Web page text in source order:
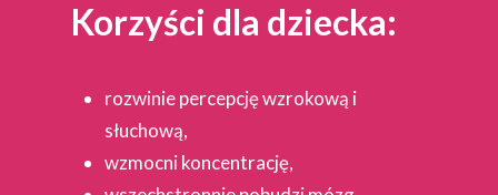
Korzyści dla dziecka:
rozwinie percepcję wzrokową i
słuchową,
wzmocni koncentrację,